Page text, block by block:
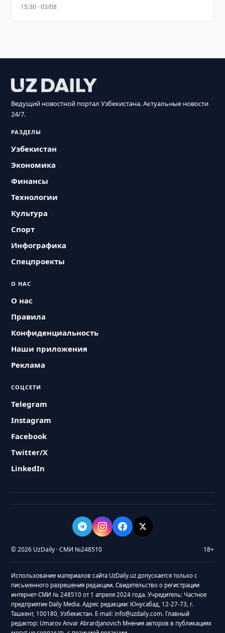
15:30 · 03/08
Ведущий новостной портал Узбекистана. Актуальные новости
24/7.
РАЗДЕЛЫ
Узбекистан
Экономика
Финансы
Технологии
Культура
Спорт
Инфографика
Спецпроекты
О НАС
О нас
Правила
Конфиденциальность
Наши приложения
Реклама
СОЦСЕТИ
Telegram
Instagram
Facebook
Twitter/X
LinkedIn
© 2026 UzDaily · СМИ №248510 18+
Использование материалов сайта UzDaily.uz допускается только с
письменного разрешения редакции. Свидетельство о регистрации
интернет-СМИ № 248510 от 1 апреля 2024 года. Учредитель: Частное
предприятие Daily Media. Адрес редакции: Юнусабад, 12-27-73, г.
Ташкент, 100180, Узбекистан. E-mail: info@uzdaily.com. Главный
редактор: Umarov Anvar Abrardjanovich Мнения авторов в публикациях